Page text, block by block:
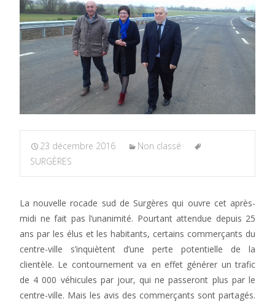
23 décembre 2016
Non classé
SURGÈRES
La nouvelle rocade sud de Surgères qui ouvre cet après-
midi ne fait pas l’unanimité. Pourtant attendue depuis 25
ans par les élus et les habitants, certains commerçants du
centre-ville s’inquiètent d’une perte potentielle de la
clientèle. Le contournement va en effet générer un trafic
de 4 000 véhicules par jour, qui ne passeront plus par le
centre-ville. Mais les avis des commerçants sont partagés.